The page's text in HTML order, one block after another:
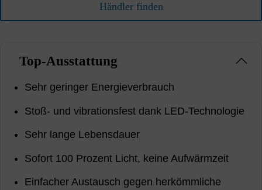
Händler finden
Top-Ausstattung
Sehr geringer Energieverbrauch
Stoß- und vibrationsfest dank LED-Technologie
Sehr lange Lebensdauer
Sofort 100 Prozent Licht, keine Aufwärmzeit
Einfacher Austausch gegen herkömmliche